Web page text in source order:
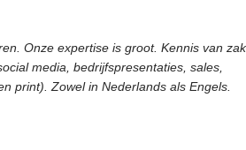
Onze expertise is groot. Kennis van
media, bedrijfspresentaties, sales,
print). Zowel in Nederlands als Engels.